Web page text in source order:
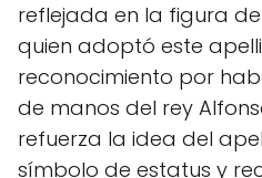
reflejada en la figura de
quien adoptó este
reconocimiento por
de manos del rey
refuerza la idea del
símbolo de estatus y